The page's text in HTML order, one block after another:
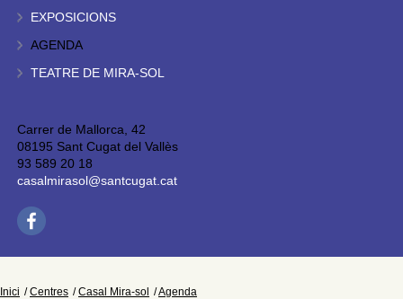
EXPOSICIONS
AGENDA
TEATRE DE MIRA-SOL
Carrer de Mallorca, 42
08195 Sant Cugat del Vallès
93 589 20 18
casalmirasol@santcugat.cat
Inici Centres Casal Mira-sol Agenda